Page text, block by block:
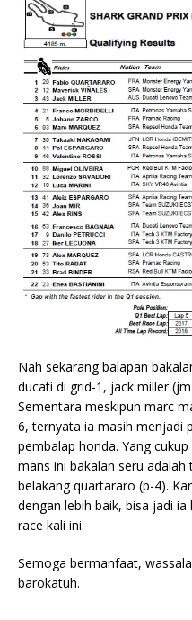
Nah sekarang balapan
ducati di grid-1, jack miller
Sementara meskipun marc
6, ternyata ia masih menjadi
pembalap honda. Yang
mans ini bakalan seru
belakang quartararo (p-4).
dengan lebih baik, bisa jadi
race kali ini.
Semoga bermanfaat,
barokatuh.